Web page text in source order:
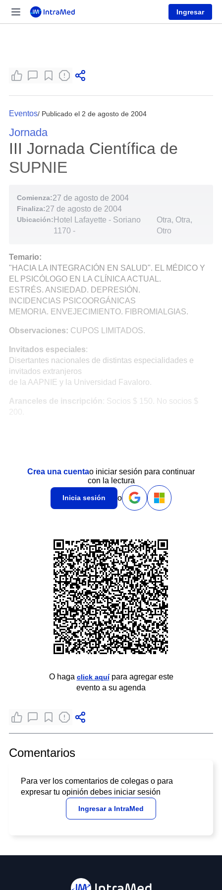
Ingresar
Eventos/ Publicado el 2 de agosto de 2004
Jornada
III Jornada Científica de
SUPNIE
Comienza:27 de agosto de 2004
Finaliza:27 de agosto de 2004
Ubicación: Hotel Lafayette - Soriano
1170 -
Otra, Otra,
Otro
Temario:
"HACIA LA INTEGRACIÓN EN SALUD". EL MÉDICO Y
EL PSICÓLOGO EN LA CLÍNICA ACTUAL.
ESTRÉS. ANSIEDAD. DEPRESIÓN.
INCIDENCIAS PSICOORGÁNICAS
MEMORIA. ENVEJECIMIENTO. FIBROMIALGIAS.
Observaciones: CUPOS LIMITADOS.
Invitados especiales:
Disertantes nacionales de distintas especialidades e
invitados extranjeros
de la AAPNIE y la Universidad Favaloro.
Aranceles de inscripción : Socios $ 150. No socios $
Crea una cuentao iniciar sesión para continuar
con la lectura
Inicia sesión o
O haga click aquípara agregar este
evento a su agenda
Comentarios
Para ver los comentarios de colegas o para
expresar tu opinión debes iniciar sesión
Ingresar a IntraMed